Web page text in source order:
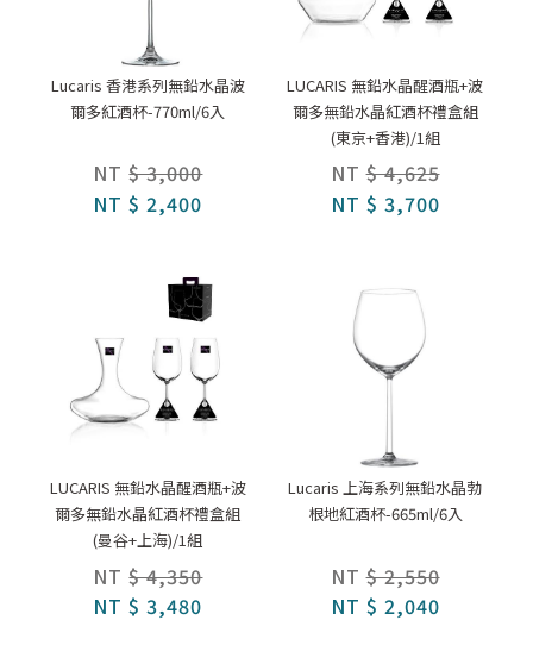
Lucaris 香港系列無鉛水晶波
爾多紅酒杯-770ml/6入
NT $ 3,000
NT $ 2,400
LUCARIS 無鉛水晶醒酒瓶+波
爾多無鉛水晶紅酒杯禮盒組
(東京+香港)/1組
NT $ 4,625
NT $ 3,700
LUCARIS 無鉛水晶醒酒瓶+波
爾多無鉛水晶紅酒杯禮盒組
(曼谷+上海)/1組
NT $ 4,350
NT $ 3,480
Lucaris 上海系列無鉛水晶勃
根地紅酒杯-665ml/6入
NT $ 2,550
NT $ 2,040